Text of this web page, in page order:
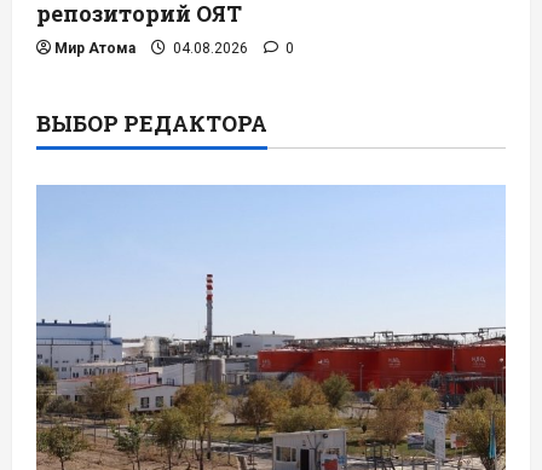
репозиторий ОЯТ
Мир Атома 04.08.2026 0
ВЫБОР РЕДАКТОРА